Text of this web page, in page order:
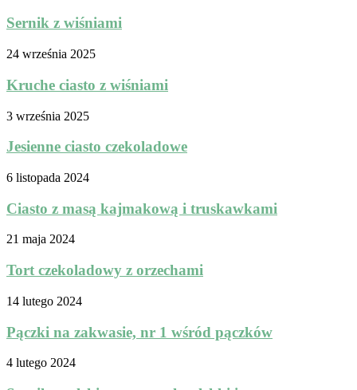
Sernik z wiśniami
24 września 2025
Kruche ciasto z wiśniami
3 września 2025
Jesienne ciasto czekoladowe
6 listopada 2024
Ciasto z masą kajmakową i truskawkami
21 maja 2024
Tort czekoladowy z orzechami
14 lutego 2024
Pączki na zakwasie, nr 1 wśród pączków
4 lutego 2024